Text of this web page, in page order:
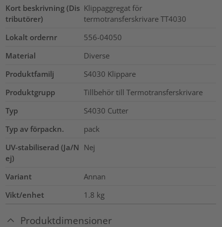
Kort beskrivning (Dis
tributörer)
Klippaggregat för
termotransferskrivare TT4030
Lokalt ordernr
556-04050
Material
Diverse
Produktfamilj
S4030 Klippare
Produktgrupp
Tillbehör till Termotransferskrivare
Typ
S4030 Cutter
Typ av förpackn.
pack
UV-stabiliserad (Ja/N
ej)
Nej
Variant
Annan
Vikt/enhet
1.8 kg
Produktdimensioner